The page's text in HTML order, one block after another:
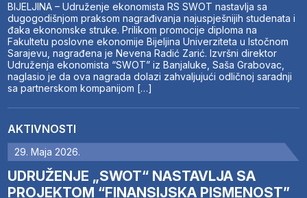
BIJELJINA – Udruženje ekonomista RS SWOT nastavlja sa
dugogodišnjom praksom nagrađivanja najuspješnijih studenata i
đaka ekonomske struke. Prilikom promocije diploma na
Fakultetu poslovne ekonomije Bijeljina Univerziteta u Istočnom
Sarajevu, nagrađena je Nevena Radić Zarić. Izvršni direktor
Udruženja ekonomista “SWOT” iz Banjaluke, Saša Grabovac,
naglasio je da ova nagrada dolazi zahvaljujući odličnoj saradnji
sa partnerskom kompanijom […]
AKTIVNOSTI
29. Maja 2026.
UDRUŽENJE „SWOT“ NASTAVLJA SA
PROJEKTOM “FINANSIJSKA PISMENOST”